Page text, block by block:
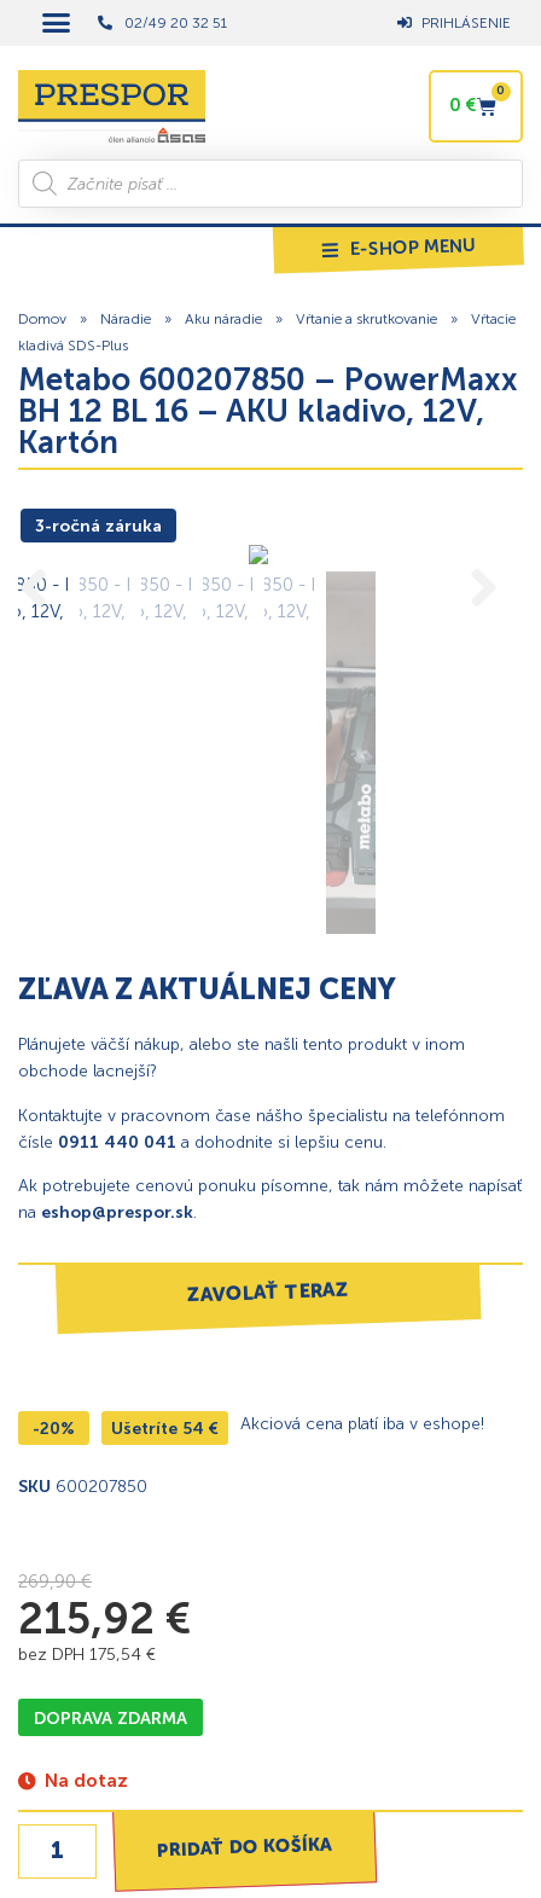
02/49 20 32 51 PRIHLÁSENIE
0 €
0
E-SHOP MENU
Domov » Náradie » Aku náradie » Vŕtanie a skrutkovanie »
Vŕtacie
kladivá SDS-Plus
Metabo 600207850 – PowerMaxx
BH 12 BL 16 – AKU kladivo, 12V,
Kartón
3-ročná záruka
ZĽAVA Z AKTUÁLNEJ CENY
Plánujete väčší nákup, alebo ste našli tento produkt v inom
obchode lacnejší?
Kontaktujte v pracovnom čase nášho špecialistu na telefónnom
čísle 0911 440 041 a dohodnite si lepšiu cenu.
Ak potrebujete cenovú ponuku písomne, tak nám môžete napísať
na eshop@prespor.sk.
ZAVOLAŤ TERAZ
-20% Ušetríte 54 € Akciová cena platí iba v eshope!
SKU 600207850
269,90€
215,92 €
bez DPH 175,54 €
DOPRAVA ZDARMA
Na dotaz
PRIDAŤ DO KOŠÍKA